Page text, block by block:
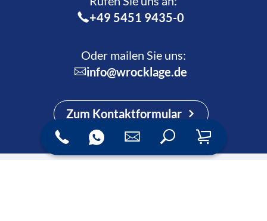
+49 5451 9435-0
Oder mailen Sie uns:
info@wrocklage.de
Zum Kontaktformular